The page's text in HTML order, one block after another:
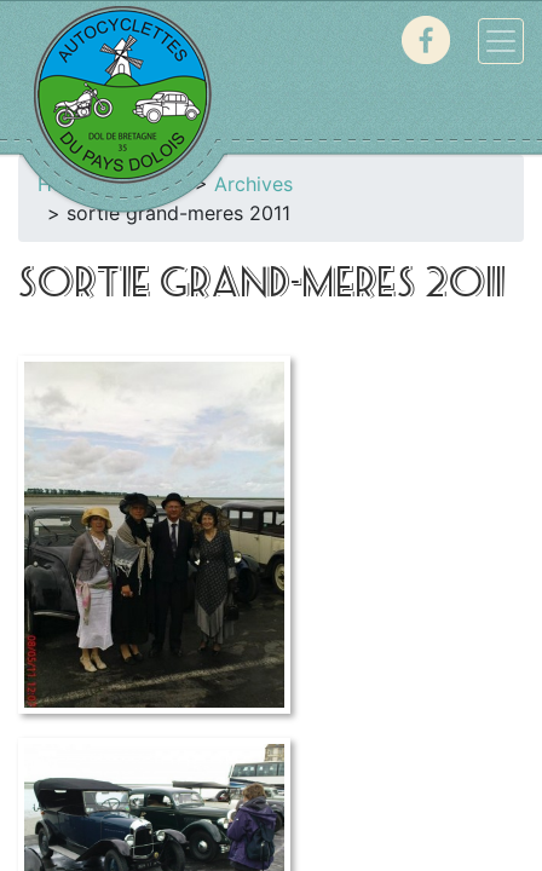
Home Galerie
Archives
sortie grand-meres 2011
SORTIE GRAND-MERES 2011